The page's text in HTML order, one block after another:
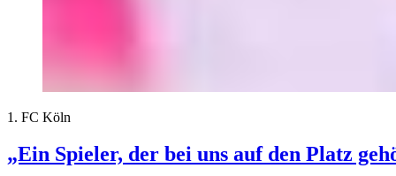
1. FC Köln
„Ein Spieler, der bei uns auf den Platz